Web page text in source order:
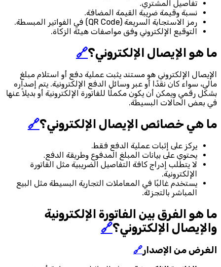
تفاصيل المشتري.
نسبة وقيمة ضريبة القيمة المضافة.
رمز الاستجابة السريعة (QR Code) في الفواتير المبسطة.
التوقيع الإلكتروني وفق مواصفات هيئة الزكاة.
ما هو الإيصال الإلكتروني؟🔗
الإيصال الإلكتروني هو مستند يثبت عملية دفع أو استلام مبلغ
مالي، سواء كان نقدًا أو عبر وسائل الدفع الإلكترونية. يتم إصداره
بشكل رقمي ويمكن أن يكون مكملًا للفاتورة الإلكترونية أو بديلاً عنها
في بعض الحالات البسيطة.
ما هي خصائص الإيصال الإلكتروني؟🔗
يركز على إثبات عملية الدفع فقط.
يحتوي على بيانات المبلغ المدفوع وطريقة الدفع.
لا يتطلب إدراج كافة التفاصيل الضريبية مثل الفاتورة
الإلكترونية.
يستخدم غالبًا في المعاملات التجارية البسيطة مثل البيع
المباشر بالتجزئة.
ما هو الفرق بين الفاتورة الإلكترونية
والإيصال الإلكتروني؟🔗
الغرض من الإصدار🔗